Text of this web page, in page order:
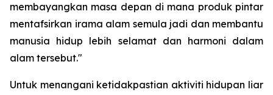
membayangkan masa depan di mana produk pintar
mentafsirkan irama alam semula jadi dan membantu
manusia hidup lebih selamat dan harmoni dalam
alam tersebut."
Untuk menangani ketidakpastian aktiviti hidupan liar